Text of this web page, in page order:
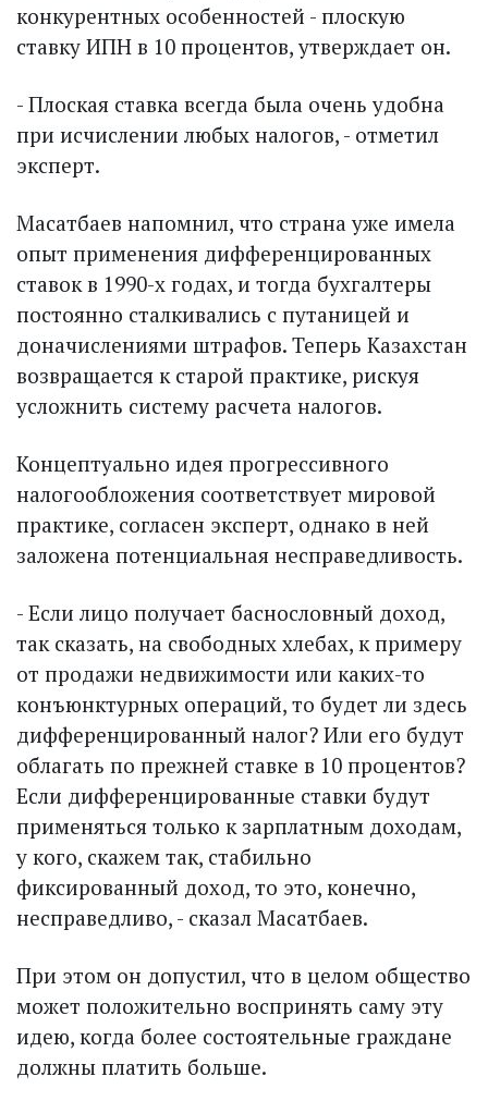
конкурентных особенностей - плоскую
ставку ИПН в 10 процентов, утверждает он.
- Плоская ставка всегда была очень удобна
при исчислении любых налогов, - отметил
экс­перт.
Масатбаев напомнил, что страна уже имела
опыт применения дифференцированных
ставок в 1990-х годах, и тогда бухгалтеры
постоянно сталкивались с путаницей и
доначис­лениями штрафов. Теперь Казахстан
возвращается к старой практике, рискуя
усложнить систему расчета налогов.
Концептуально идея прогрессивного
налогообложения соответствует мировой
практике, согласен эксперт, однако в ней
заложена потенциальная не­справедливость.
- Если лицо получает баснословный доход,
так сказать, на свободных хлебах, к примеру
от продажи недвижимости или каких-то
конъюнктурных операций, то будет ли здесь
дифференцированный налог? Или его будут
облагать по прежней ставке в 10 процентов?
Если дифференцированные ставки будут
применяться только к зарплатным доходам,
у кого, скажем так, стабильно
фиксированный доход, то это, конечно,
несправедливо, - сказал Масатбаев.
При этом он допустил, что в целом общество
может положительно воспринять саму эту
идею, когда более состоятельные граждане
должны платить больше.